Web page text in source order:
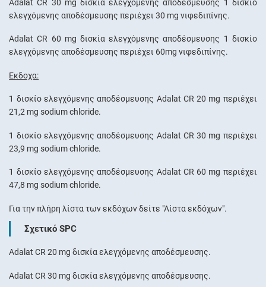
Adalat CR 30 mg δισκία ελεγχόμενης αποδέσμευσης 1 δισκίο
ελεγχόμενης αποδέσμευσης περιέχει 30 mg νιφεδιπίνης.
Adalat CR 60 mg δισκία ελεγχόμενης αποδέσμευσης 1 δισκίο
ελεγχόμενης αποδέσμευσης περιέχει 60mg νιφεδιπίνης.
Έκδοχα:
1 δισκίο ελεγχόμενης αποδέσμευσης Adalat CR 20 mg περιέχει
21,2 mg sodium chloride.
1 δισκίο ελεγχόμενης αποδέσμευσης Adalat CR 30 mg περιέχει
23,9 mg sodium chloride.
1 δισκίο ελεγχόμενης αποδέσμευσης Adalat CR 60 mg περιέχει
47,8 mg sodium chloride.
Για την πλήρη λίστα των εκδόχων δείτε "Λίστα εκδόχων".
Σχετικό SPC
Adalat CR 20 mg δισκία ελεγχόμενης αποδέσμευσης.
Adalat CR 30 mg δισκία ελεγχόμενης αποδέσμευσης.